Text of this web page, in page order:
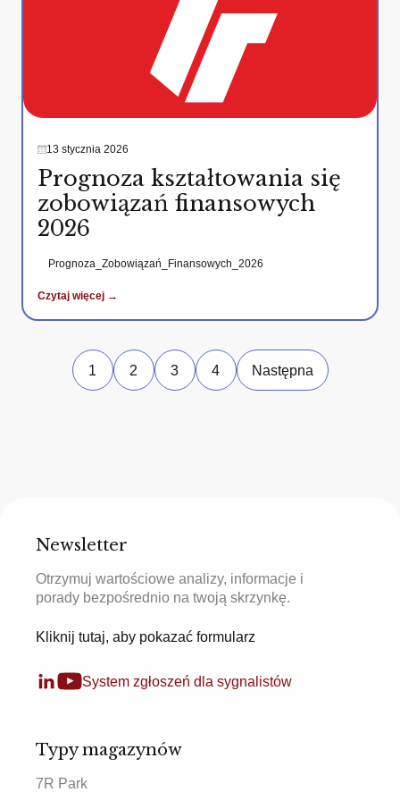
13 stycznia 2026
Prognoza kształtowania się
zobowiązań finansowych
2026
Prognoza_Zobowiązań_Finansowych_2026
Czytaj więcej →
1 2 3 4 Następna
Newsletter
Otrzymuj wartościowe analizy, informacje i
porady bezpośrednio na twoją skrzynkę.
Kliknij tutaj, aby pokazać formularz
System zgłoszeń dla sygnalistów
Typy magazynów
7R Park